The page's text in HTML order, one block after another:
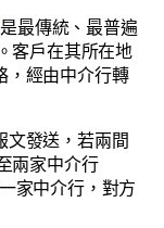
是最傳統、最普遍
客戶在其所在地
，經由中介行轉
文發送，若兩間
兩家中介行
家中介行，對方